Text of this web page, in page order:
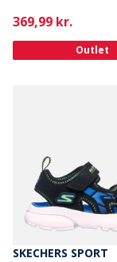
Current
369,99 kr.
Outlet
SKECHERS SPORT